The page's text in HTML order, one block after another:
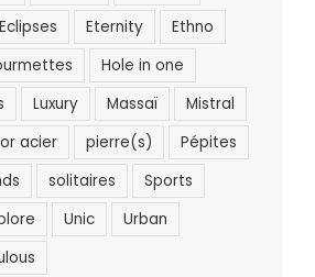
Eclipses Eternity
Ethno
Hole in one
Luxury Massaï
Mistral
or acier pierre(s)
Pépites
solitaires
Sports
Unic
Urban